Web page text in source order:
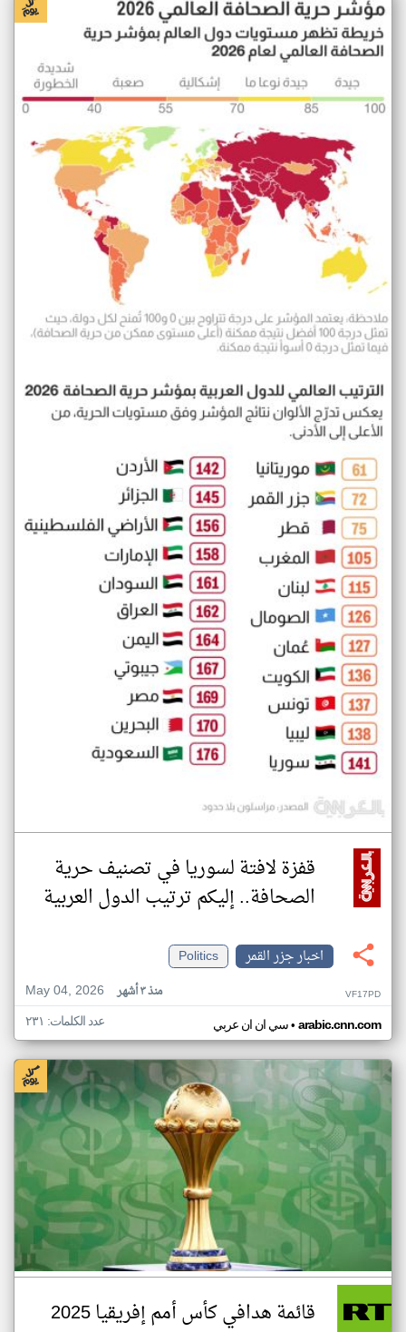
قفزة لافتة لسوريا في تصنيف حرية
الصحافة.. إليكم ترتيب الدول العربية
اخبار جزر القمر
Politics
May 04, 2026
منذ ٣ أشهر VF17PD
سي ان ان عربي• arabic.cnn.com عدد الكلمات: ٢٣١
قائمة هدافي كأس أمم إفريقيا 2025